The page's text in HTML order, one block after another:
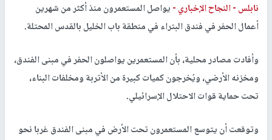
نابلس -النجاح الإخباري -يواصل المستعمرون منذ أكثر من شهرين
أعمال الحفر في فندق البتراء في منطقة باب الخليل بالقدس المحتلة.
وأفادت مصادر محلية، بأن المستعمرين يواصلون الحفر في مبنى الفندق،
ومخزنه الأرضي، ويُخرجون كميات كبيرة من الأتربة ومخلفات البناء،
تحت حماية قوات الاحتلال الإسرائيلي.
وتوقعت أن يتوسع المستعمرون تحت الأرض في مبنى الفندق غربا نحو